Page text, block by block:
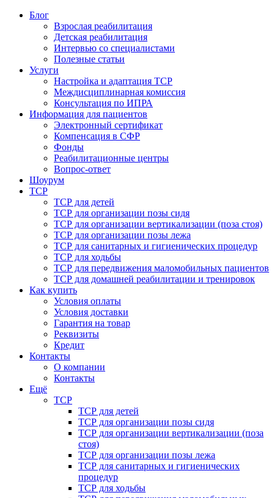
Блог
Взрослая реабилитация
Детская реабилитация
Интервью со специалистами
Полезные статьи
Услуги
Настройка и адаптация ТСР
Междисциплинарная комиссия
Консультация по ИПРА
Информация для пациентов
Электронный сертификат
Компенсация в СФР
Фонды
Реабилитационные центры
Вопрос-ответ
Шоурум
ТСР
ТСР для детей
ТСР для организации позы сидя
ТСР для организации вертикализации (поза стоя)
ТСР для организации позы лежа
ТСР для санитарных и гигиенических процедур
ТСР для ходьбы
ТСР для передвижения маломобильных пациентов
ТСР для домашней реабилитации и тренировок
Как купить
Условия оплаты
Условия доставки
Гарантия на товар
Реквизиты
Кредит
Контакты
О компании
Контакты
Ещё
ТСР
ТСР для детей
ТСР для организации позы сидя
ТСР для организации вертикализации (поза
стоя)
ТСР для организации позы лежа
ТСР для санитарных и гигиенических
процедур
ТСР для ходьбы